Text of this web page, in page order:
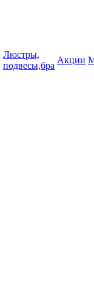
Люстры,
подвесы,бра
Акции